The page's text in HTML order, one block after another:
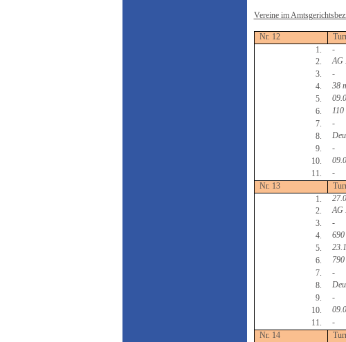
Vereine im
Nr. 12
1.
-
2.
AG
3.
-
4.
38
5.
6.
110
7.
-
8.
9.
-
10.
11.
-
Nr. 13
1.
2.
AG
3.
-
4.
5.
6.
790
7.
-
8.
9.
-
10.
11.
-
Nr. 14